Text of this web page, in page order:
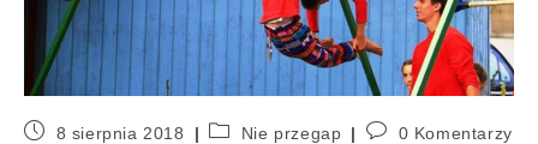
8 sierpnia 2018 Nie przegap 0 Komentarzy